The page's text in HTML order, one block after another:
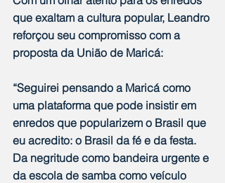
que exaltam a cultura popular, Leandro
reforçou seu compromisso com a
proposta da União de Maricá:
“Seguirei pensando a Maricá como
uma plataforma que pode insistir em
enredos que popularizem o Brasil que
eu acredito: o Brasil da fé e da festa.
Da negritude como bandeira urgente e
da escola de samba como veículo